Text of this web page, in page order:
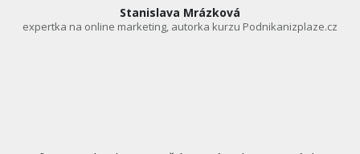
Stanislava Mrázková
expertka na online marketing, autorka kurzu Podnikanizplaze.cz